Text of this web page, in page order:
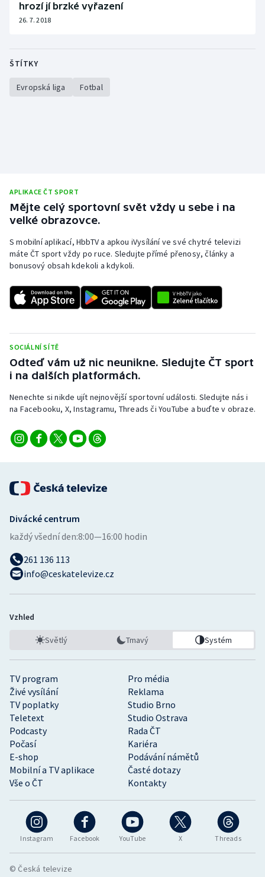
hrozí jí brzké vyřazení
26. 7. 2018
ŠTÍTKY
Evropská liga Fotbal
APLIKACE ČT SPORT
Mějte celý sportovní svět vždy u sebe i na
velké obrazovce.
S mobilní aplikací, HbbTV a apkou iVysílání ve své chytré televizi
máte ČT sport vždy po ruce. Sledujte přímé přenosy, články a
bonusový obsah kdekoli a kdykoli.
SOCIÁLNÍ SÍTĚ
Odteď vám už nic neunikne. Sledujte ČT sport
i na dalších platformách.
Nenechte si nikde ujít nejnovější sportovní události. Sledujte nás i
na Facebooku, X, Instagramu, Threads či YouTube a buďte v obraze.
Instagram Facebook YouTube X Threads
TV program
Pro média
Živé vysílání
Reklama
TV poplatky
Studio Brno
Teletext
Studio Ostrava
Podcasty
Rada ČT
Počasí
Kariéra
E-shop
Podávání námětů
Mobilní a TV aplikace
Časté dotazy
Vše o ČT
Kontakty
Divácké centrum
každý všední den:8:00—16:00 hodin
261 136 113
info@ceskatelevize.cz
Vzhled
Světlý Tmavý Systém
© Česká televize